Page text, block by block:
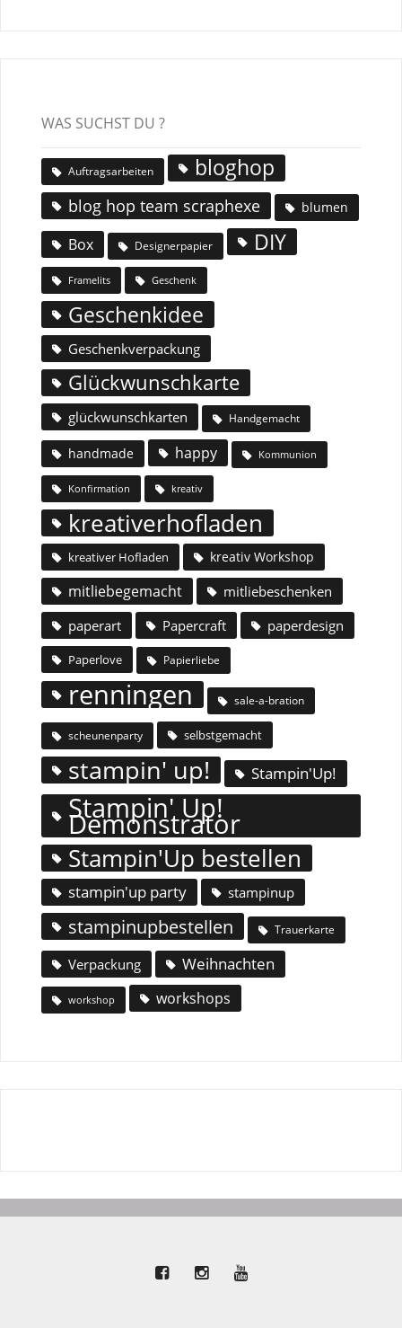
WAS SUCHST DU ?
Auftragsarbeiten bloghop
blog hop team scraphexe blumen
Box Designerpapier DIY
Framelits Geschenk
Geschenkidee
Geschenkverpackung
Glückwunschkarte
glückwunschkarten Handgemacht
handmade happy Kommunion
Konfirmation kreativ
kreativerhofladen
kreativer Hofladen kreativ Workshop
mitliebegemacht
mitliebeschenken
paperart
Papercraft paperdesign
Paperlove Papierliebe
renningen sale-a-bration
scheunenparty selbstgemacht
stampin' up! Stampin'Up!
Stampin' Up!
Demonstrator
Stampin'Up bestellen
stampin'up party stampinup
stampinupbestellen Trauerkarte
Verpackung Weihnachten
workshop workshops